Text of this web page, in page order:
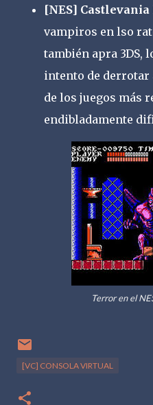
[NES]
vampiros en lso
también apra 3DS,
intento de derrotar
de los juegos más
endibladamente
Terror en el
[VC] CONSOLA VIRTUAL